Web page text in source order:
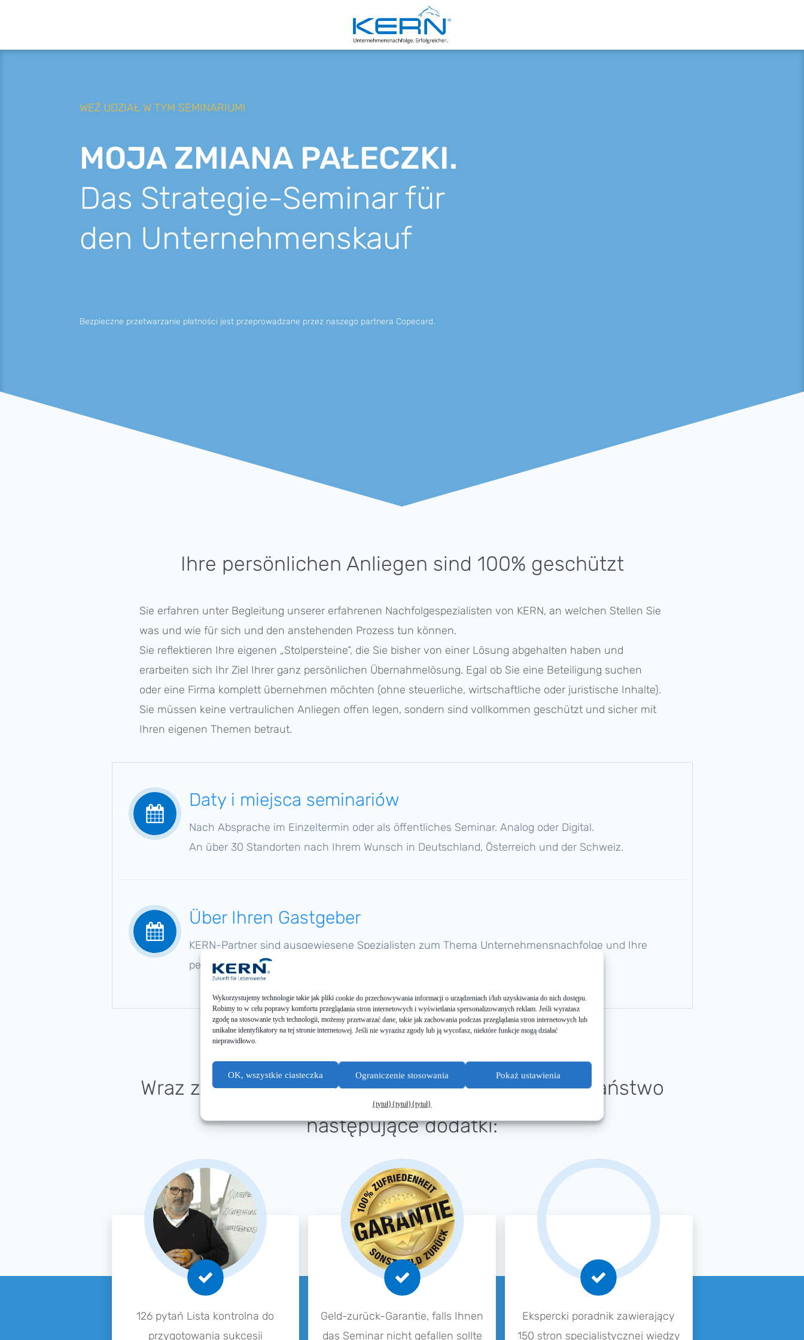
Wykor­zys­tu­je­my techno­lo­gie takie jak pliki cookie do przecho­wy­wa­nia infor­mac­ji o urząd­ze­niach i/lub uzyski­wa­nia do nich dostę­pu.
Robimy to w celu popra­wy komfor­tu przeglą­da­nia stron inter­neto­wych i wyświet­la­nia sperso­na­lizowanych reklam. Jeśli wyrażasz
zgodę na stoso­wa­nie tych techno­lo­gii, możemy przet­warzać dane, takie jak zacho­wa­nia podcz­as przeglą­da­nia stron inter­neto­wych lub
unikal­ne identy­fi­ka­to­ry na tej stronie inter­neto­wej. Jeśli nie wyrazi­sz zgody lub ją wycofasz, niektó­re funkc­je mogą działać
nieprawidłowo.
OK, wszystkie ciasteczka Ograniczenie stosowania Pokaż ustawienia
{tytuł}{tytuł}{tytuł}
WEŹ UDZIAŁ W TYM SEMINARIUM!
MOJA ZMIANA PAŁECZKI.
Das Strate­gie-Seminar für
den Unternehmenskauf
Bezpiecz­ne przet­warza­nie płatności jest przepro­wad­za­ne przez nasze­go partne­ra Copecard.
Ihre persön­li­chen Anlie­gen sind 100% geschützt
Sie erfah­ren unter Beglei­tung unserer erfah­re­nen Nachfolge­spezialisten von KERN, an welchen Stellen Sie
was und wie für sich und den anste­hen­den Prozess tun können.
Sie reflek­tie­ren Ihre eigenen „Stolper­stei­ne“, die Sie bisher von einer Lösung abgehal­ten haben und
erarbei­ten sich Ihr Ziel Ihrer ganz persön­li­chen Übernah­me­lö­sung. Egal ob Sie eine Betei­li­gung suchen
oder eine Firma komplett überneh­men möchten (ohne steuer­li­che, wirtschaft­li­che oder juris­ti­sche Inhalte).
Sie müssen keine vertrau­li­chen Anlie­gen offen legen, sondern sind vollkom­men geschützt und sicher mit
Ihren eigenen Themen betraut.
Daty i miejs­ca seminariów
Nach Abspra­che im Einzel­ter­min oder als öffent­li­ches Seminar. Analog oder Digital.
An über 30 Stand­or­ten nach Ihrem Wunsch in Deutsch­land, Öster­reich und der Schweiz.
Über Ihren Gastgeber
KERN-Partner sind ausge­wie­se­ne Spezia­lis­ten zum Thema Unternehmens­nachfolge und Ihre
persön­li­chen Coaches im Seminar “Mein Stabwechsel”.
Wraz z uczest­nict­wem w semina­ri­um otrzy­ma­ją Państ­wo
nastę­pu­jące dodatki:
126 pytań Lista kontrol­na do
przygo­to­wa­nia sukces­ji
Geld-zurück-Garan­tie, falls Ihnen
das Seminar nicht gefal­len sollte
Eksper­cki porad­nik zawie­ra­ją­cy
150 stron specja­lis­ty­cz­nej wiedzy